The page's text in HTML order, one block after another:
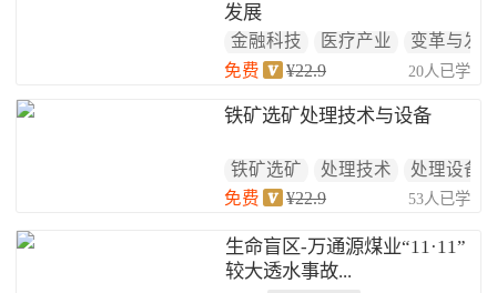
发展
金融科技 医疗产业
变革与发
免费
¥22.9 20人已学
铁矿选矿处理技术与设备
铁矿选矿 处理技术
处理设备
免费
¥22.9 53人已学
生命盲区-万通源煤业“11·11”
较大透水事故...